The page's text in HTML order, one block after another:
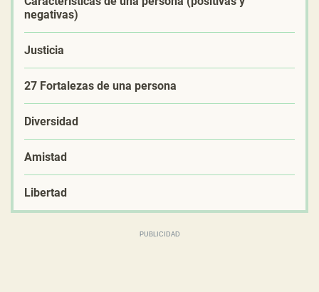
negativas)
Justicia
27 Fortalezas de una persona
Diversidad
Amistad
Libertad